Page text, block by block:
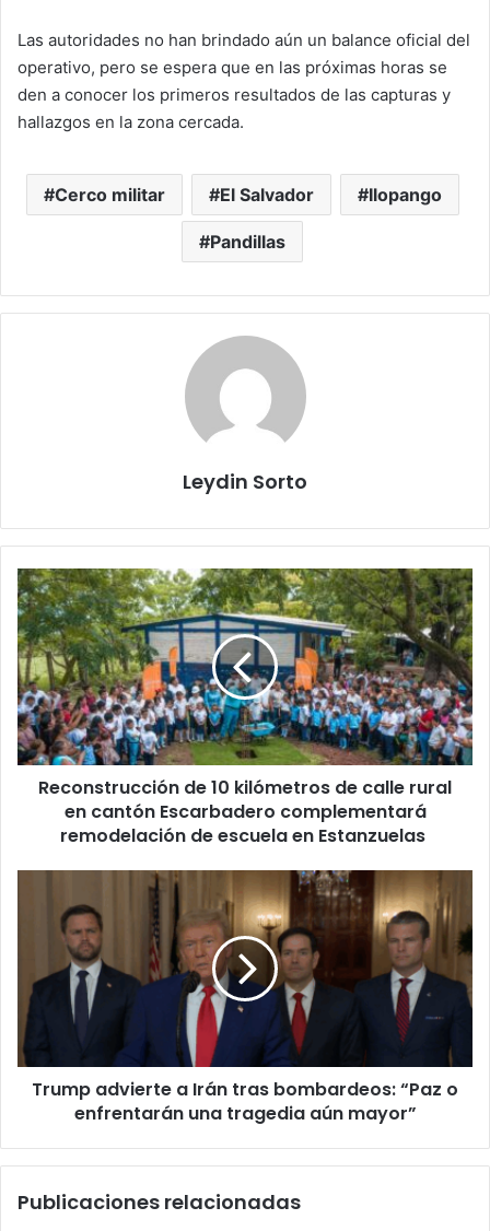
Las autoridades no han brindado aún un balance oficial del
operativo, pero se espera que en las próximas horas se
den a conocer los primeros resultados de las capturas y
hallazgos en la zona cercada.
Cerco militar El Salvador Ilopango
Pandillas
Leydin Sorto
Reconstrucción
de
10
kilómetros
de
calle
rural
en
cantón
Escarbadero
complementará
remodelación
Estanzuelas
Reconstrucción de 10 kilómetros de calle rural
en cantón Escarbadero complementará
remodelación de escuela en Estanzuelas
advierte
bombardeos:
“Paz
o
enfrentarán
unaTrump advierte a Irán tras bombardeos: “Paz o
enfrentarán una tragedia aún mayor”
Publicaciones relacionadas